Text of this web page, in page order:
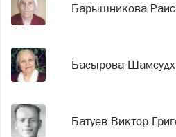
Барышникова
Басырова
Батуев Виктор